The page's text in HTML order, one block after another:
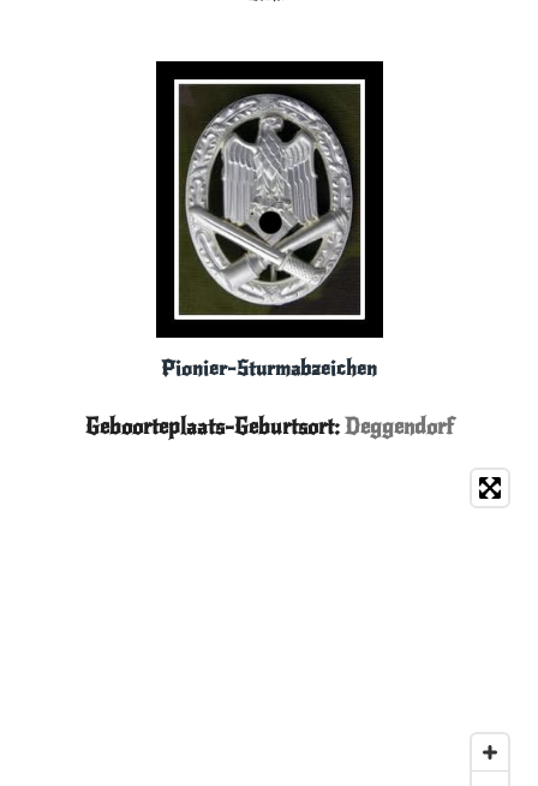
Pionier-Sturmabzeichen
Geboorteplaats-Geburtsort:Deggendorf